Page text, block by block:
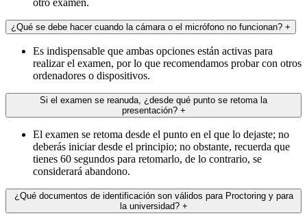
otro examen.
¿Qué se debe hacer cuando la cámara o el micrófono no funcionan? +
Es indispensable que ambas opciones están activas para
realizar el examen, por lo que recomendamos probar con otros
ordenadores o dispositivos.
Si el examen se reanuda, ¿desde qué punto se retoma la
presentación? +
El examen se retoma desde el punto en el que lo dejaste; no
deberás iniciar desde el principio; no obstante, recuerda que
tienes 60 segundos para retomarlo, de lo contrario, se
considerará abandono.
¿Qué documentos de identificación son válidos para Proctoring y para
la universidad? +